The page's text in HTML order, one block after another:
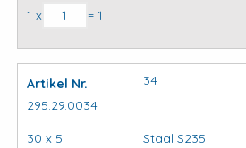
Kapbeugels DIN3567 (stel) model
1 x = 1
Artikel Nr.
295.29.0034
34
30 x 5 Staal S235